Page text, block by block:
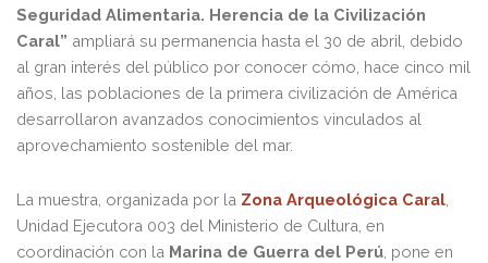
Seguridad Alimentaria. Herencia de la Civilización
Caral” ampliará su permanencia hasta el 30 de abril, debido
al gran interés del público por conocer cómo, hace cinco mil
años, las poblaciones de la primera civilización de América
desarrollaron avanzados conocimientos vinculados al
aprovechamiento sostenible del mar.
La muestra, organizada por la Zona Arqueológica Caral
Unidad Ejecutora 003 del Ministerio de Cultura, en
coordinación con la Marina de Guerra del Perú , pone en